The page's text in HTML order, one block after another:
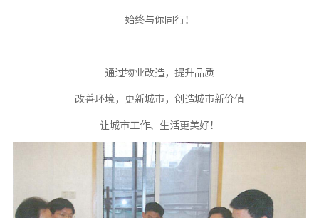
始终与你同行！
通过物业改造，提升品质
改善环境，更新城市，创造城市新价值
让城市工作、生活更美好！